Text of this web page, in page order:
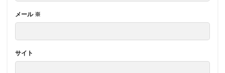
メール ※
サイト